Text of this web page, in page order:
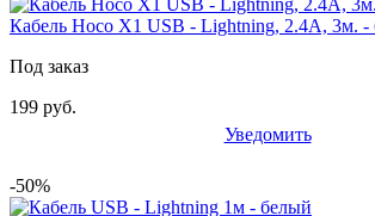
Кабель Hoco X1 USB - Lightning, 2.4A, 3м. -
Под заказ
199 руб.
Уведомить
-50%